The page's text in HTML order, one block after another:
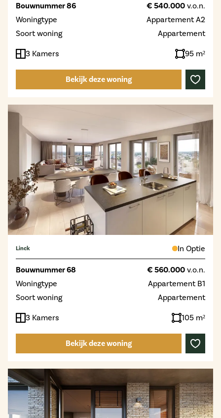
Bouwnummer 86 € 540.000 v.o.n.
Woningtype
Appartement A2
Soort woning
Appartement
3 Kamers 95 m²
Bekijk deze woning
Linck In Optie
Bouwnummer 68 € 560.000 v.o.n.
Woningtype
Appartement B1
Soort woning
Appartement
3 Kamers 105 m²
Bekijk deze woning